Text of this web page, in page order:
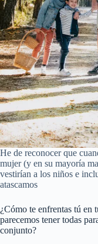
He de reconocer que
mujer (y en su mayoría
vestirían a los niños e
atascamos
¿Cómo te enfrentas tú en
parecemos tener todas
conjunto?